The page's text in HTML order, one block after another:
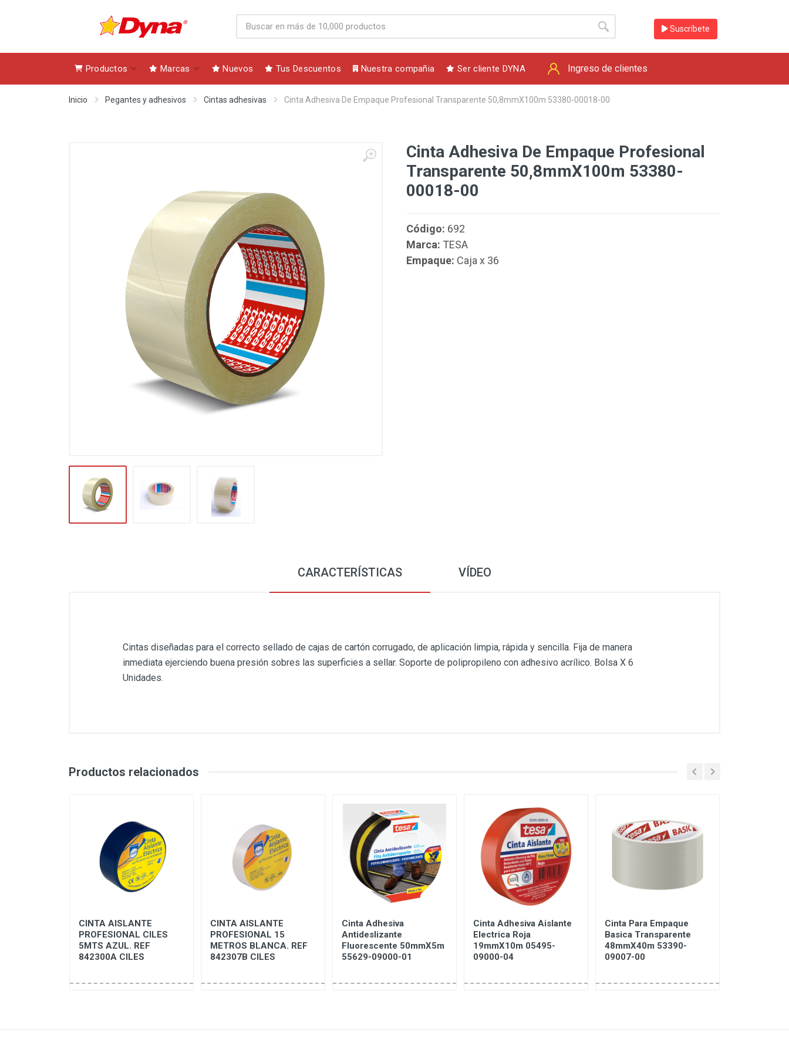
Suscríbete
Productos Marcas Nuevos Tus Descuentos Nuestra compañia Ser cliente DYNA Ingreso de clientes
Inicio Pegantes y adhesivos Cintas adhesivas Cinta Adhesiva De Empaque Profesional Transparente 50,8mmX100m 53380-00018-00
Cinta Adhesiva De Empaque Profesional
Transparente 50,8mmX100m 53380-
00018-00
Código: 692
Marca: TESA
Empaque: Caja x 36
CARACTERÍSTICAS VÍDEO
Cintas diseñadas para el correcto sellado de cajas de cartón corrugado, de aplicación limpia, rápida y sencilla. Fija de manera
inmediata ejerciendo buena presión sobres las superficies a sellar. Soporte de polipropileno con adhesivo acrílico. Bolsa X 6
Unidades.
Productos relacionados
CINTA AISLANTE
PROFESIONAL CILES
5MTS AZUL. REF
842300A CILES
CINTA AISLANTE
PROFESIONAL 15
METROS BLANCA. REF
842307B CILES
Cinta Adhesiva
Antideslizante
Fluorescente 50mmX5m
55629-09000-01
Cinta Adhesiva Aislante
Electrica Roja
19mmX10m 05495-
09000-04
Cinta Para Empaque
Basica Transparente
48mmX40m 53390-
09007-00